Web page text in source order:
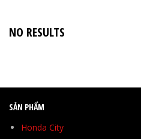
NO RESULTS
SẢN PHẨM
Honda City